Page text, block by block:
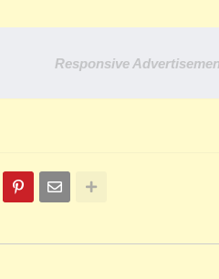
Responsive